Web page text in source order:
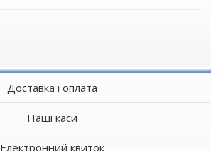
Доставка і оплата
Наші каси
Електронний квиток